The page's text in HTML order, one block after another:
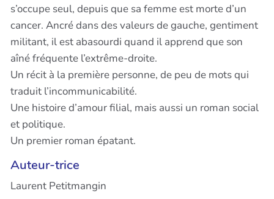
s’occupe seul, depuis que sa femme est morte d’un
cancer. Ancré dans des valeurs de gauche, gentiment
militant, il est abasourdi quand il apprend que son
aîné fréquente l’extrême-droite.
Un récit à la première personne, de peu de mots qui
traduit l’incommunicabilité.
Une histoire d’amour filial, mais aussi un roman social
et politique.
Un premier roman épatant.
Auteur-trice
Laurent Petitmangin